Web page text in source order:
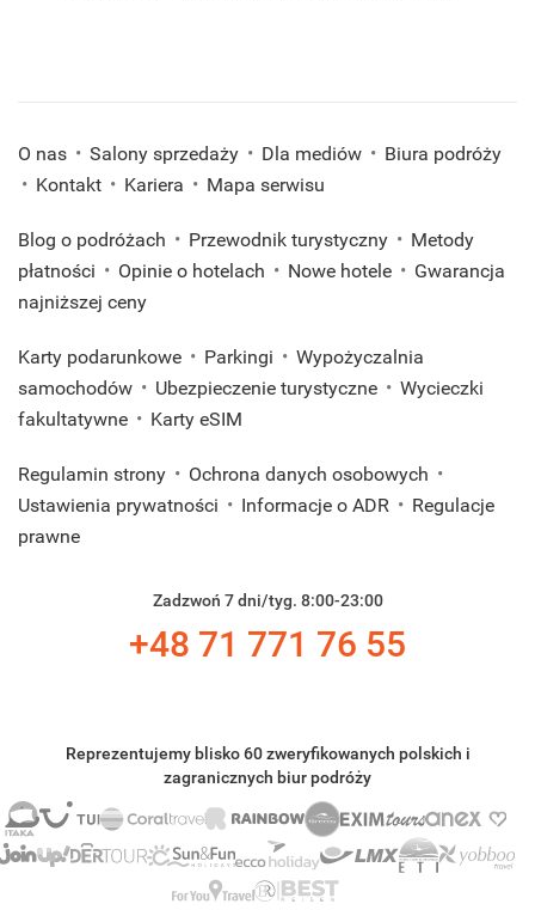
O nas Salony sprzedaży Dla mediów
Biura podróży
Kontakt
Kariera Mapa serwisu
Blog o podróżach Przewodnik turystyczny
Metody
płatności
Opinie o hotelach Nowe hotele
Gwarancja
najniższej ceny
Karty podarunkowe Parkingi
Wypożyczalnia
samochodów
Ubezpieczenie turystyczne
Wycieczki
fakultatywne
Karty eSIM
Regulamin strony
Ochrona danych osobowych
Ustawienia prywatności
Informacje o ADR
Regulacje
prawne
Zadzwoń 7 dni/tyg. 8:00-23:00
+48 71 771 76 55
Reprezentujemy blisko 60 zweryfikowanych polskich i
zagranicznych biur podróży